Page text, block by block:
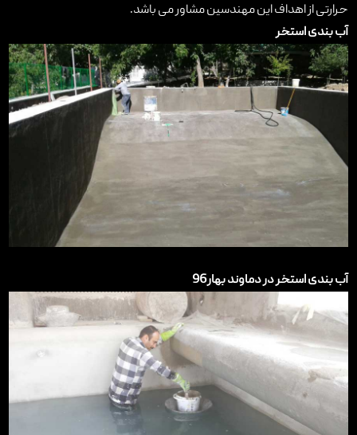
حرارتی از اهداف این مهندسین مشاور می باشد.
آب بندی استخر
آب بندی استخر در دماوند بهار96